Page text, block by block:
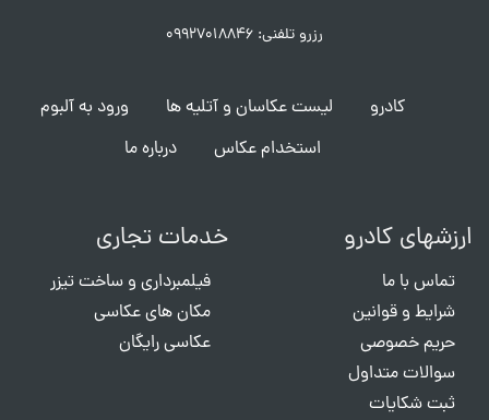
رزرو تلفنی: ۰۹۹۲۷۰۱۸۸۴۶
کادرو لیست عکاسان و آتلیه ها
ورود به آلبوم
استخدام عکاس
درباره ما
ارزشهای کادرو
تماس با ما
شرایط و قوانین
حریم خصوصی
سوالات متداول
ثبت شکایات
خدمات تجاری
فیلمبرداری و ساخت تیزر
مکان های عکاسی
عکاسی رایگان